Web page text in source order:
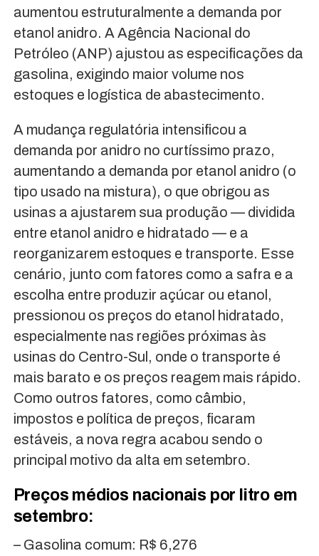
aumentou estruturalmente a demanda por
etanol anidro. A Agência Nacional do
Petróleo (ANP) ajustou as especificações da
gasolina, exigindo maior volume nos
estoques e logística de abastecimento.
A mudança regulatória intensificou a
demanda por anidro no curtíssimo prazo,
aumentando a demanda por etanol anidro (o
tipo usado na mistura), o que obrigou as
usinas a ajustarem sua produção — dividida
entre etanol anidro e hidratado — e a
reorganizarem estoques e transporte. Esse
cenário, junto com fatores como a safra e a
escolha entre produzir açúcar ou etanol,
pressionou os preços do etanol hidratado,
especialmente nas regiões próximas às
usinas do Centro-Sul, onde o transporte é
mais barato e os preços reagem mais rápido.
Como outros fatores, como câmbio,
impostos e política de preços, ficaram
estáveis, a nova regra acabou sendo o
principal motivo da alta em setembro.
Preços médios nacionais por litro em
setembro:
– Gasolina comum: R$ 6,276